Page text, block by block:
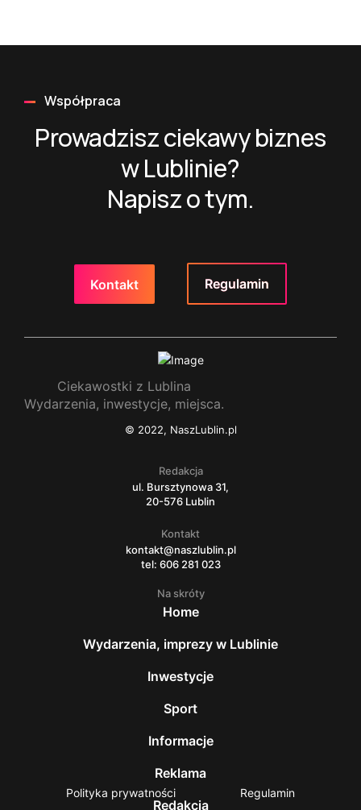
Współpraca
Prowadzisz ciekawy biznes
w Lublinie?
Napisz o tym.
Kontakt Regulamin
Ciekawostki z Lublina
Wydarzenia, inwestycje, miejsca.
© 2022, NaszLublin.pl
Redakcja
ul. Bursztynowa 31,
20-576 Lublin
Kontakt
kontakt@naszlublin.pl
tel: 606 281 023
Na skróty
Home
Wydarzenia, imprezy w Lublinie
Inwestycje
Sport
Informacje
Reklama
Redakcja
Polityka prywatności Regulamin